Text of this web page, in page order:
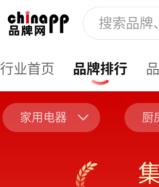
行业首页 品牌排行
家用电器 厨